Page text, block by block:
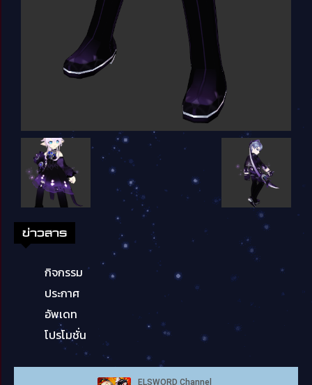
ข่าวสาร
กิจกรรม
ประกาศ
อัพเดท
โปรโมชั่น